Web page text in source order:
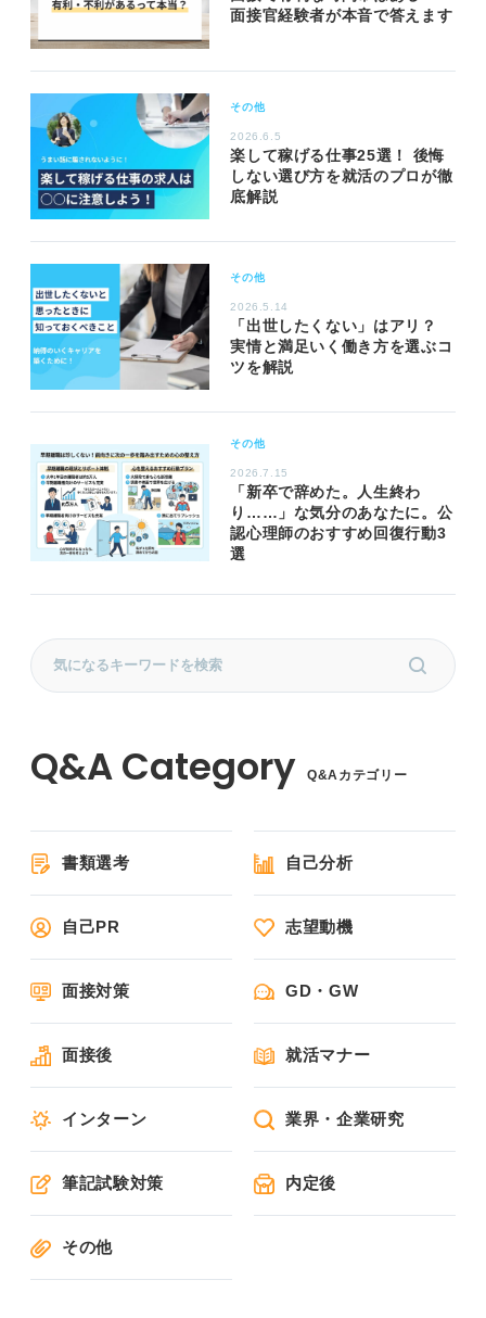
面接官経験者が本音で答えます
その他
2026.6.5
楽して稼げる仕事25選！ 後悔
しない選び方を就活のプロが徹
底解説
その他
2026.5.14
「出世したくない」はアリ？
実情と満足いく働き方を選ぶコ
ツを解説
その他
2026.7.15
「新卒で辞めた。人生終わ
り……」な気分のあなたに。公
認心理師のおすすめ回復行動3
選
Q&Aカテゴリー
書類選考 自己分析
自己PR 志望動機
面接対策 GD・GW
面接後 就活マナー
インターン 業界・企業研究
筆記試験対策 内定後
その他